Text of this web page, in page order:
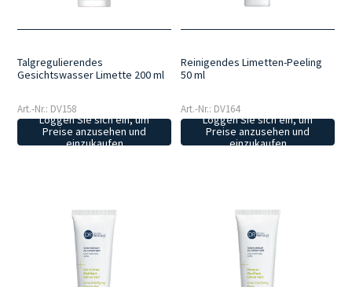
Talgregulierendes
Gesichtswasser Limette 200 ml
Art.-Nr.: DV158
Loggen Sie sich ein, um
Preise anzusehen und
einzukaufen
Reinigendes Limetten-Peeling
50 ml
Art.-Nr.: DV164
Loggen Sie sich ein, um
Preise anzusehen und
einzukaufen